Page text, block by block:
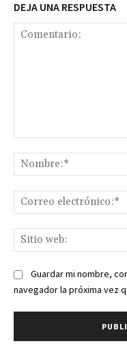
DEJA UNA RESPUESTA
Guardar mi nombre,
navegador la próxima vez